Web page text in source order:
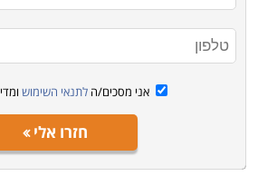
אני מסכים/ה לתנאי השימוש
חזרו אלי